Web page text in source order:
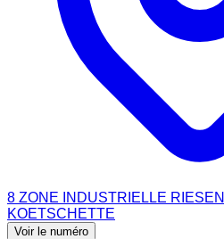
8 ZONE INDUSTRIELLE
KOETSCHETTE
Voir le numéro